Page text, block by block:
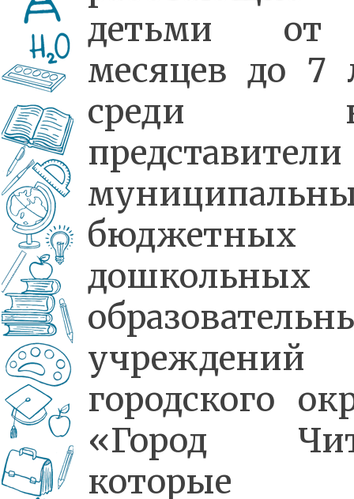
детьми
месяцев до 7
среди
представители
бюджетных
дошкольных
учреждений
городского
«Город
которые